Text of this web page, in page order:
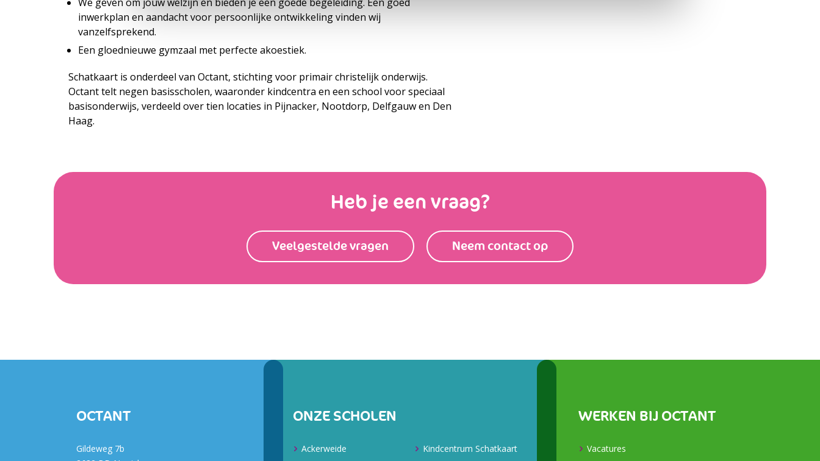
inwerkplan en aandacht voor persoonlijke ontwikkeling vinden wij
vanzelfsprekend.
Een gloednieuwe gymzaal met perfecte akoestiek.
Schatkaart is onderdeel van Octant, stichting voor primair christelijk onderwijs.
Octant telt negen basisscholen, waaronder kindcentra en een school voor speciaal
basisonderwijs, verdeeld over tien locaties in Pijnacker, Nootdorp, Delfgauw en Den
Haag.
Heb je een vraag?
Veelgestelde vragen Neem contact op
OCTANT
Gildeweg 7b
ONZE SCHOLEN
Ackerweide Kindcentrum Schatkaart
WERKEN BIJ OCTANT
Vacatures